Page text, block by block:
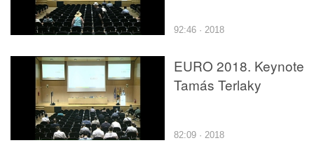
92:46 · 2018
EURO 2018. Keynote
Tamás Terlaky
82:09 · 2018